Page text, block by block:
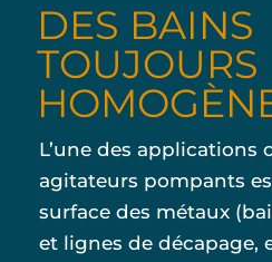
DES BAINS
TOUJOURS
L’une des applications
agitateurs pompants
surface des métaux
et lignes de décapage,